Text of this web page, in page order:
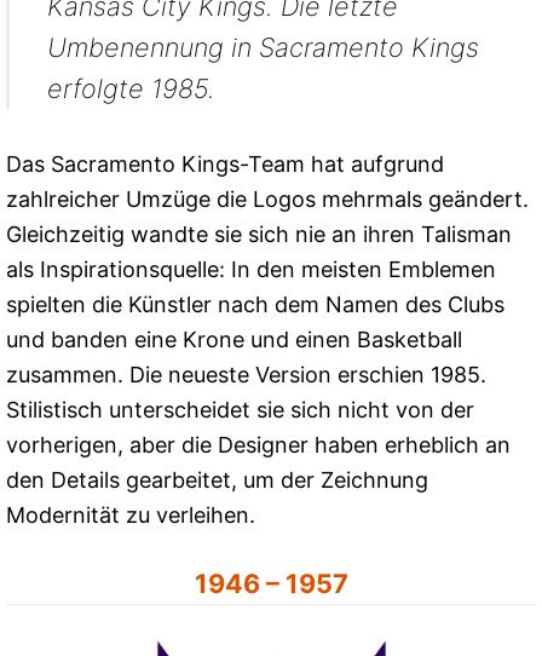
Kansas City Kings. Die letzte
Umbenennung in Sacramento Kings
erfolgte 1985.
Das Sacramento Kings-Team hat aufgrund
zahlreicher Umzüge die Logos mehrmals geändert.
Gleichzeitig wandte sie sich nie an ihren Talisman
als Inspirationsquelle: In den meisten Emblemen
spielten die Künstler nach dem Namen des Clubs
und banden eine Krone und einen Basketball
zusammen. Die neueste Version erschien 1985.
Stilistisch unterscheidet sie sich nicht von der
vorherigen, aber die Designer haben erheblich an
den Details gearbeitet, um der Zeichnung
Modernität zu verleihen.
1946 – 1957